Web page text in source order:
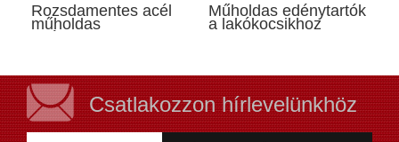
Rozsdamentes acél
műholdas
edénykonzol
Műholdas edénytartók
a lakókocsikhoz
Csatlakozzon hírlevelünkhöz